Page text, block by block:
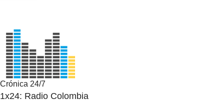
Crónica 24/7
1x24: Radio Colombia